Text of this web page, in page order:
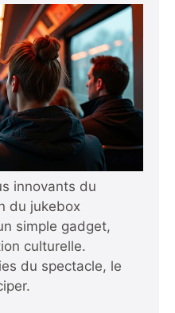
innovants du
du jukebox
simple gadget,
culturelle.
du spectacle, le